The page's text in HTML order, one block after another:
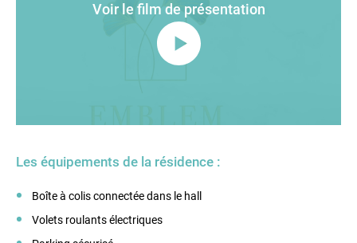
Voir le film de présentation
Les équipements de la résidence :
Boîte à colis connectée dans le hall
Volets roulants électriques